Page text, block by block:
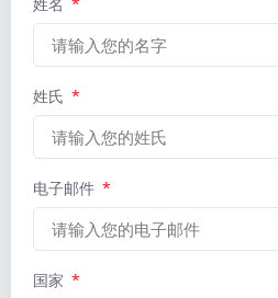
姓氏
电子邮件
国家